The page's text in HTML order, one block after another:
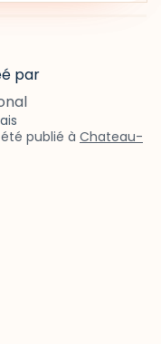
par
été publié à Chateau-